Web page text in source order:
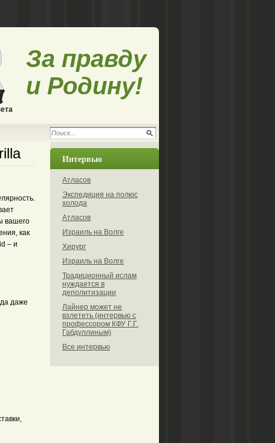
За правду
и Родину!
вашего
как
– и
даже
Интервью
Атласов
Экспедиция на полюс
холода
Атласов
Израиль на Волге
Хирург
Израиль на Волге
Традиционный ислам
нуждается в
деполитизации
Лайнер может не
взлететь (интервью с
профессором КФУ Г.Г.
Габдуллиным)
Все интервью